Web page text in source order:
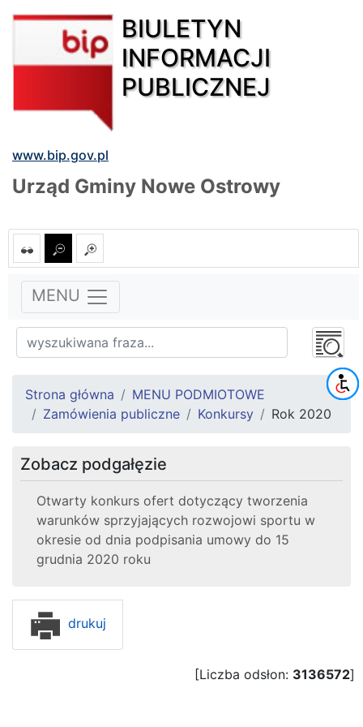
BIULETYN
INFORMACJI
PUBLICZNEJ
www.bip.gov.pl
Urząd Gminy Nowe Ostrowy
MENU
Strona główna
MENU PODMIOTOWE
Zamówienia publiczne
Konkursy Rok 2020
Zobacz podgałęzie
Otwarty konkurs ofert dotyczący tworzenia
warunków sprzyjających rozwojowi sportu w
okresie od dnia podpisania umowy do 15
grudnia 2020 roku
drukuj
[Liczba odsłon: 3136572]